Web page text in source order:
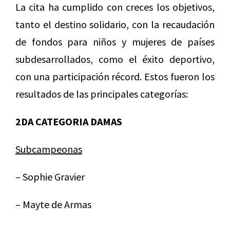
La cita ha cumplido con creces los objetivos,
tanto el destino solidario, con la recaudación
de fondos para niños y mujeres de países
subdesarrollados, como el éxito deportivo,
con una participación récord. Estos fueron los
resultados de las principales categorías:
2DA CATEGORIA DAMAS
Subcampeonas
– Sophie Gravier
– Mayte de Armas